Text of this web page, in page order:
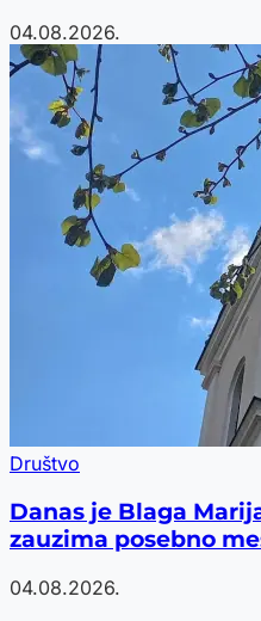
04.08.2026.
Društvo
Danas je Blaga
zauzima posebno
04.08.2026.